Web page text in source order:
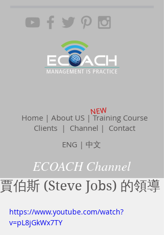
Home | About US | Training Course
Clients | Channel | Contact
ENG | 中文
NEW
ECOACH Channel
賈伯斯 (Steve Jobs) 的領導
https://www.youtube.com/watch?
v=pL8jGkWx7TY